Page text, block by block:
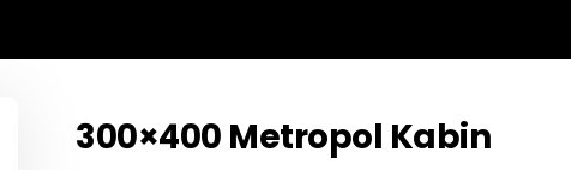
300×400 Metropol Kabin